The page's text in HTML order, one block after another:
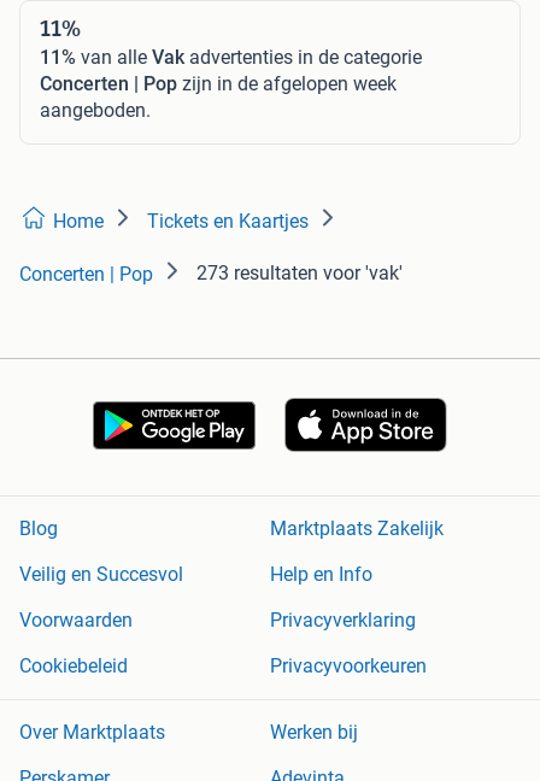
11%
11% van alle Vakadvertenties in de categorie
Concerten | Pop zijn in de afgelopen week
aangeboden.
Home Tickets en Kaartjes
Concerten | Pop 273 resultaten voor 'vak'
Blog
Marktplaats Zakelijk
Veilig en Succesvol
Help en Info
Voorwaarden
Privacyverklaring
Cookiebeleid
Privacyvoorkeuren
Over Marktplaats
Werken bij